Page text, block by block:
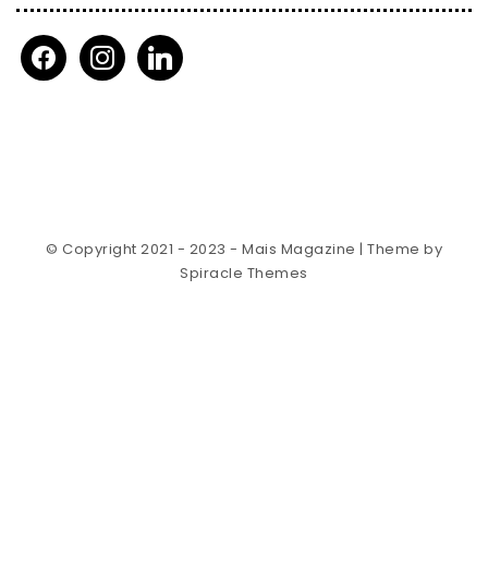
facebookinstagramlinkedin
© Copyright 2021 - 2023 - Mais Magazine | Theme by
Spiracle Themes